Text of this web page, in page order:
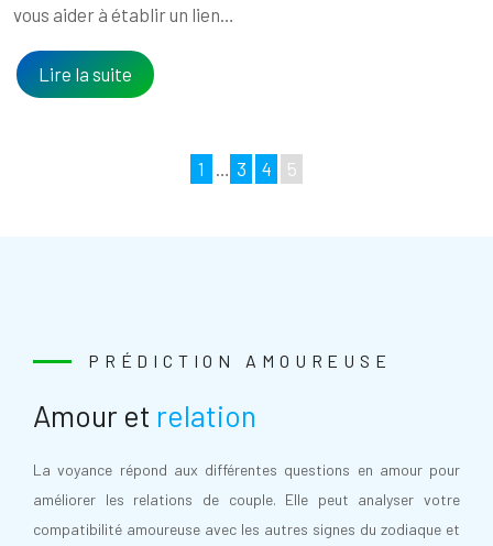
vous aider à établir un lien…
Lire la suite
1 3 4 5
PRÉDICTION AMOUREUSE
Amour et relation
La voyance répond aux différentes questions en amour pour
améliorer les relations de couple. Elle peut analyser votre
compatibilité amoureuse avec les autres signes du zodiaque et